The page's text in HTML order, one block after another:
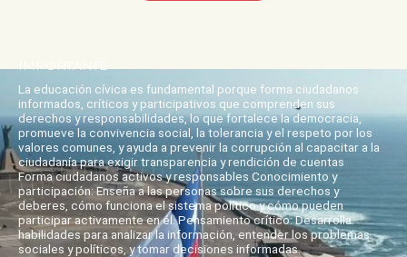
La educación cívica es fundamental porque forma ciudadanos
informados, críticos y participativos que comprenden sus
derechos y responsabilidades, lo que fortalece la democracia,
promueve la convivencia social, la tolerancia y el respeto por los
valores comunes, y ayuda a prevenir la corrupción al capacitar a la
ciudadanía para exigir transparencia y rendición de cuentas
Forma ciudadanos activos y responsables Conocimiento y
participación: Enseña a las personas sobre sus derechos y
deberes, cómo funciona el sistema político y cómo pueden
participar activamente en él. Pensamiento crítico: Desarrolla
habilidades para analizar la información, entender los problemas
sociales y políticos, y tomar decisiones informadas.